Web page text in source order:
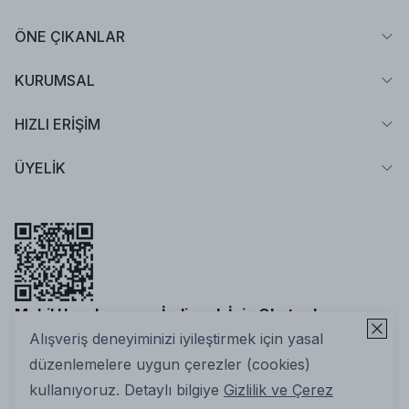
Alışveriş deneyiminizi iyileştirmek için yasal
düzenlemelere uygun çerezler (cookies)
kullanıyoruz. Detaylı bilgiye Gizlilik ve Çerez
ÖNE ÇIKANLAR
KURUMSAL
HIZLI ERİŞİM
ÜYELİK
Mobil Uygulamamızı İndirmek İçin Okutun!